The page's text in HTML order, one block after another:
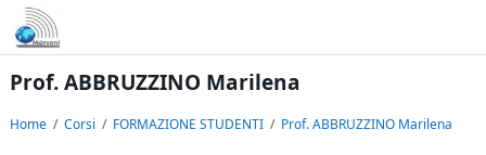
Vai al contenuto principale
Prof. ABBRUZZINO Marilena
Home Corsi FORMAZIONE STUDENTI Prof. ABBRUZZINO Marilena